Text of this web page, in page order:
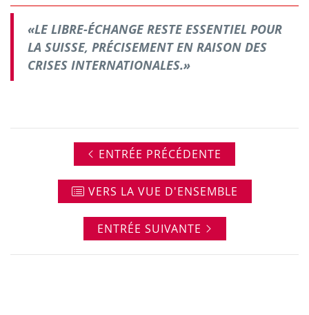
«LE LIBRE-ÉCHANGE RESTE ESSENTIEL POUR
LA SUISSE, PRÉCISEMENT EN RAISON DES
CRISES INTERNATIONALES.»
ENTRÉE PRÉCÉDENTE
VERS LA VUE D'ENSEMBLE
ENTRÉE SUIVANTE